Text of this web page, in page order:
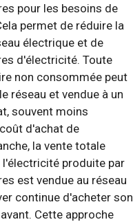
pour les besoins de
permet de réduire la
électrique et de
d'électricité. Toute
non consommée peut
réseau et vendue à un
souvent moins
d'achat de
la vente totale
produite par
est vendue au réseau
continue d'acheter son
Cette approche